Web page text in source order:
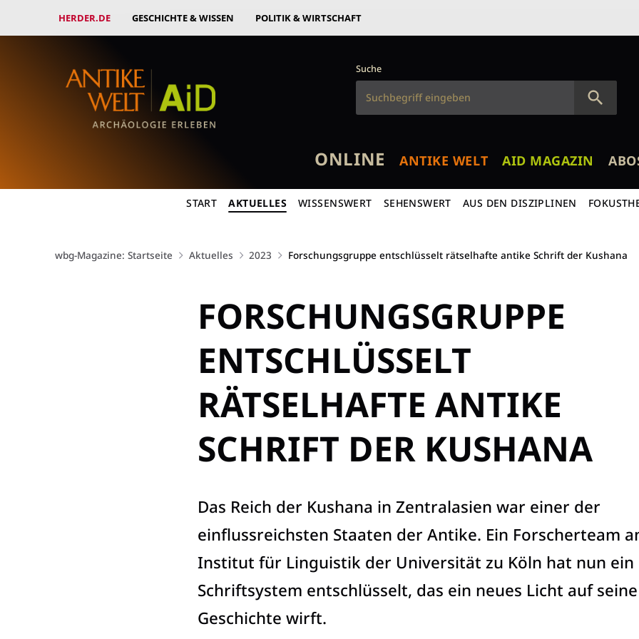
HERDER.DE GESCHICHTE & WISSEN POLITIK & WIRTSCHAFT
Suche
ONLINE ANTIKE WELT AID MAGAZIN
START AKTUELLES WISSENSWERT SEHENSWERT AUS DEN DISZIPLINEN
wbg-Magazine: Startseite Aktuelles 2023 Forschungsgruppe entschlüsselt rätselhafte antike Schrift der Kushana
FORSCHUNGSGRUPPE
ENTSCHLÜSSELT
RÄTSELHAFTE ANTIKE
SCHRIFT DER KUSHANA
Das Reich der Kushana in Zentralasien war einer der
einflussreichsten Staaten der Antike. Ein Forscherteam
Institut für Linguistik der Universität zu Köln hat nun ein
Schriftsystem entschlüsselt, das ein neues Licht auf seine
Geschichte wirft.